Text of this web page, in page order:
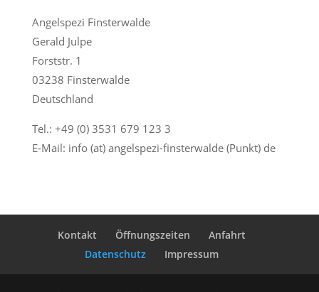
Angelspezi Finsterwalde
Gerald Julpe
Forststr. 1
03238 Finsterwalde
Deutschland
Tel.: +49 (0) 3531 679 123 3
E-Mail: info (at) angelspezi-finsterwalde (Punkt) de
Kontakt Öffnungszeiten
Anfahrt
Datenschutz
Impressum